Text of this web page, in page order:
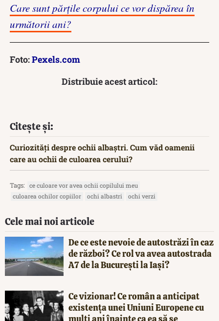
Care sunt părțile corpului ce vor dispărea în
următorii ani?
Foto:Pexels.com
Distribuie acest articol:
Citește și:
Curiozități despre ochii albaștri. Cum văd oamenii
care au ochii de culoarea cerului?
Tags: ce culoare vor avea ochii copilului meu
culoarea ochilor copiilor
ochi albastri ochi verzi
Cele mai noi articole
De ce este nevoie de autostrăzi în caz
de război? Ce rol va avea autostrada
A7 de la București la Iași?
Ce vizionar! Ce român a anticipat
existența unei Uniuni Europene cu
mulți ani înainte ca ea să se